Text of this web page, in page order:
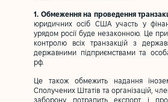
1. Обмеження на проведення
юридичних осіб США участь у
урядом росії буде незаконною. Це
контролю всіх транзакцій з
державними підприємствами та
рф.
Це також обмежить надання
Сполучених Штатів та організацій,
заборону потрапить експорт і